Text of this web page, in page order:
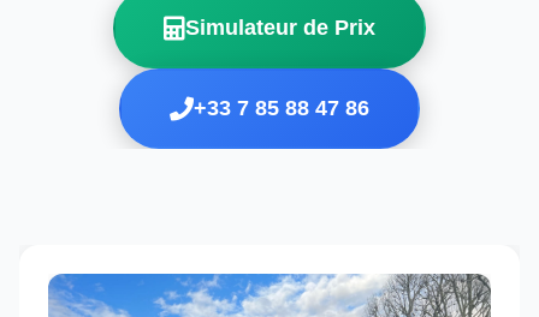
Simulateur de Prix
+33 7 85 88 47 86